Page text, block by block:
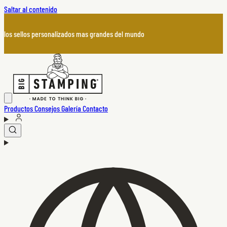
Saltar al contenido
los sellos personalizados mas grandes del mundo
ProductosConsejosGaleríaContacto